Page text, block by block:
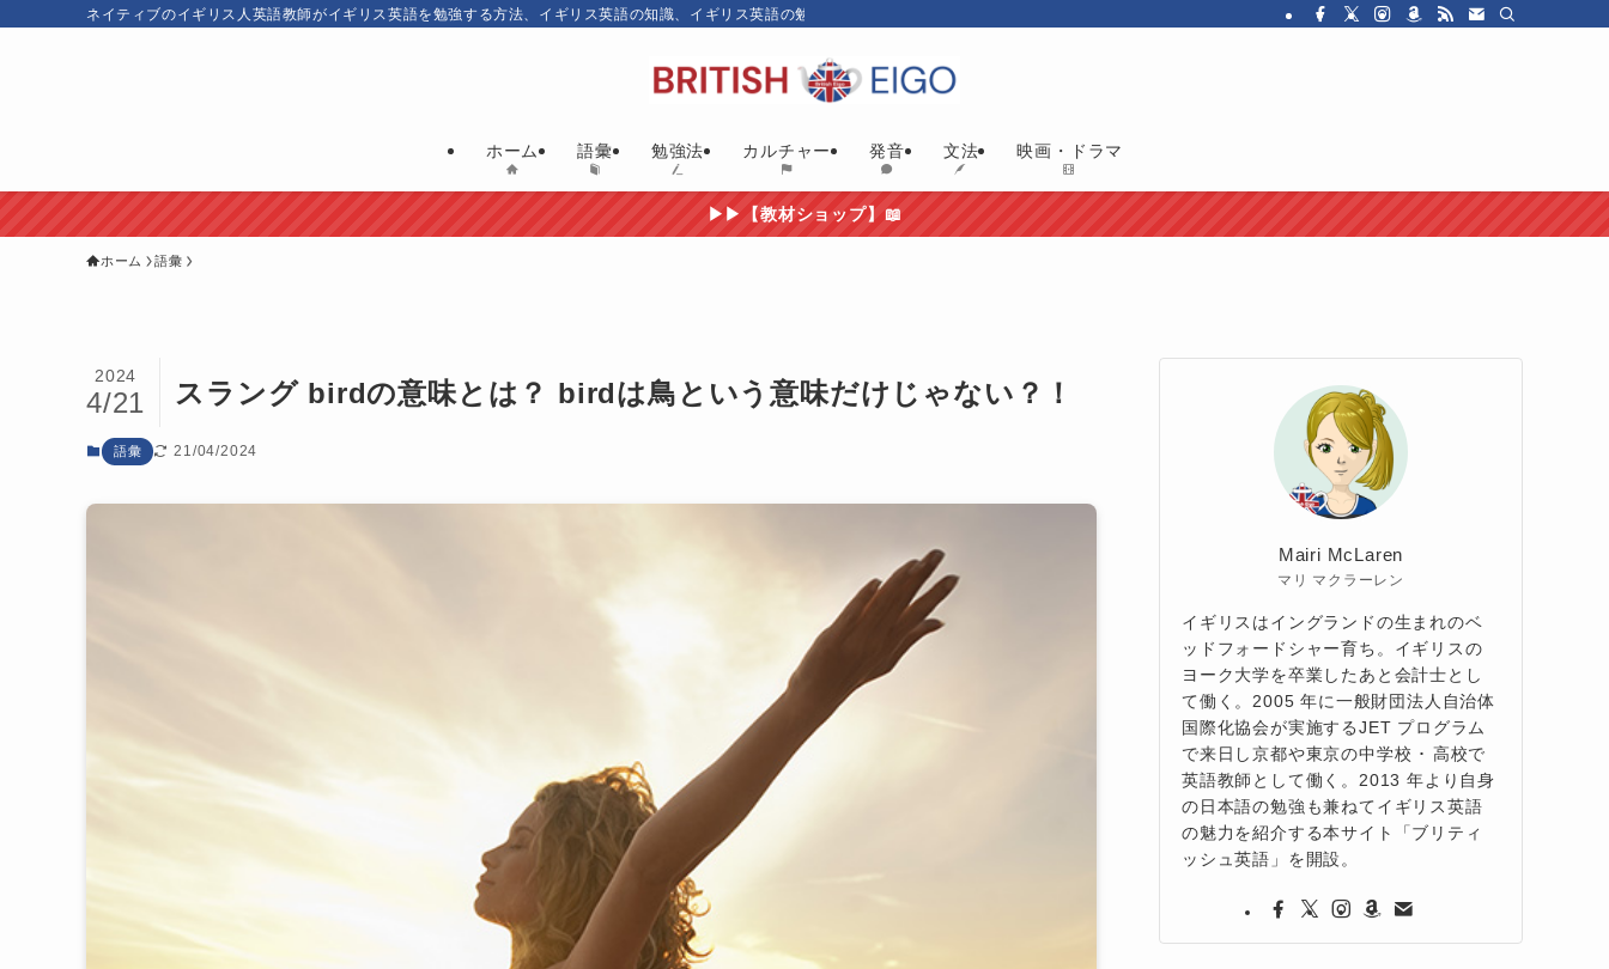
ネイティブのイギリス人英語教師がイギリス英語を勉強する方法、イギリス英語の知識、イギリス英語の勉強にお勧めの英語教材やイギリス映画・ドラマを紹介しています。イギリス人の性格や国民性、イギリスのカルチャ
ホーム 語彙 勉強法 カルチャー 発音 文法 映画・ドラマ
▶▶【教材ショップ】📖
ホーム 語彙
スラング birdの意味とは？ birdは鳥という意味だけじゃない？！
2024
4/21
語彙 21/04/2024
Mairi McLaren
マリ マクラーレン
イギリスはイングランドの生まれのベ
ッドフォードシャー育ち。イギリスの
ヨーク大学を卒業したあと会計士とし
て働く。2005 年に一般財団法人自治体
国際化協会が実施するJET プログラム
で来日し京都や東京の中学校 ･ 高校で
英語教師として働く。2013 年より自身
の日本語の勉強も兼ねてイギリス英語
の魅力を紹介する本サイト「ブリティ
ッシュ英語」を開設。